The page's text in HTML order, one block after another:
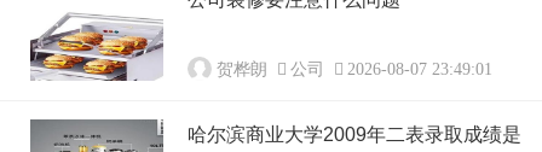
贺桦朗 公司 2026-08-07 23:49:01
哈尔滨商业大学2009年二表录取成绩是